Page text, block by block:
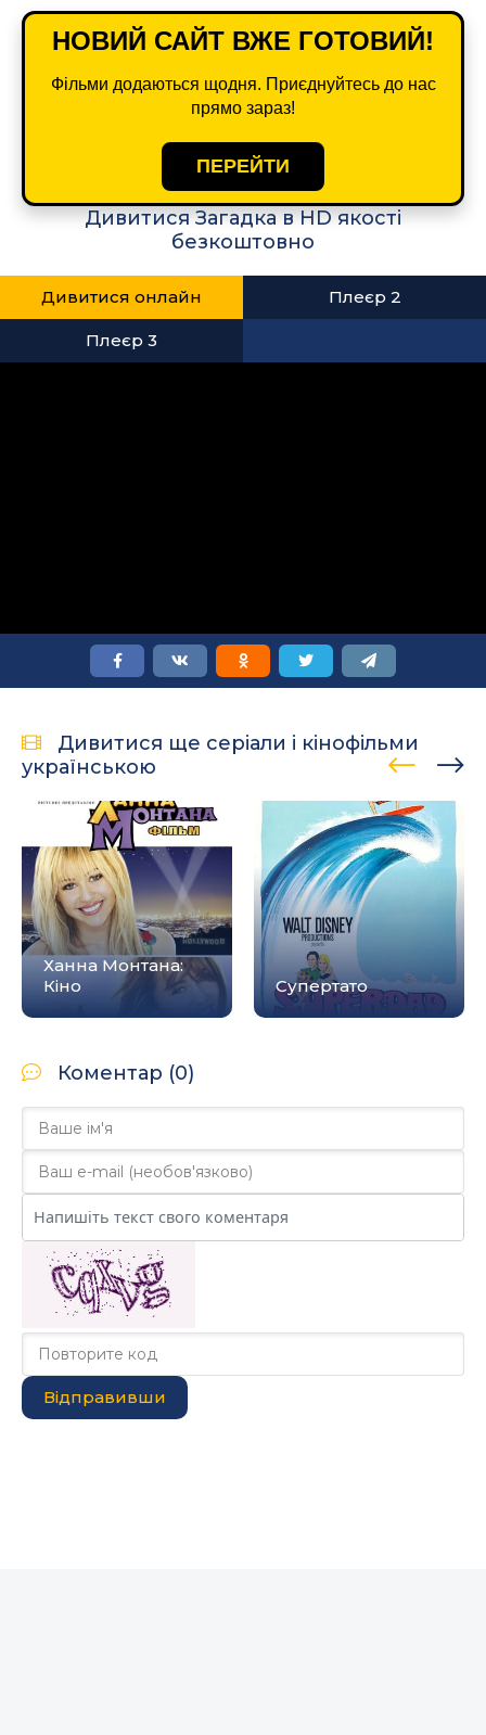
НОВИЙ САЙТ ВЖЕ ГОТОВИЙ!
Фільми додаються щодня. Приєднуйтесь до нас
прямо зараз!
ПЕРЕЙТИ
Дивитися Загадка в HD якості
безкоштовно
Дивитися онлайн Плеєр 2
Плеєр 3
Дивитися ще серіали і кінофільми
українською
Ханна Монтана:
Кіно
Супертато
Коментар (0)
Відправивши